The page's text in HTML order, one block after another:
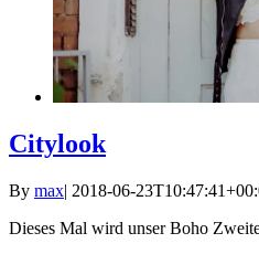
Citylook
By max| 2018-06-
Dieses Mal wird unser Boho